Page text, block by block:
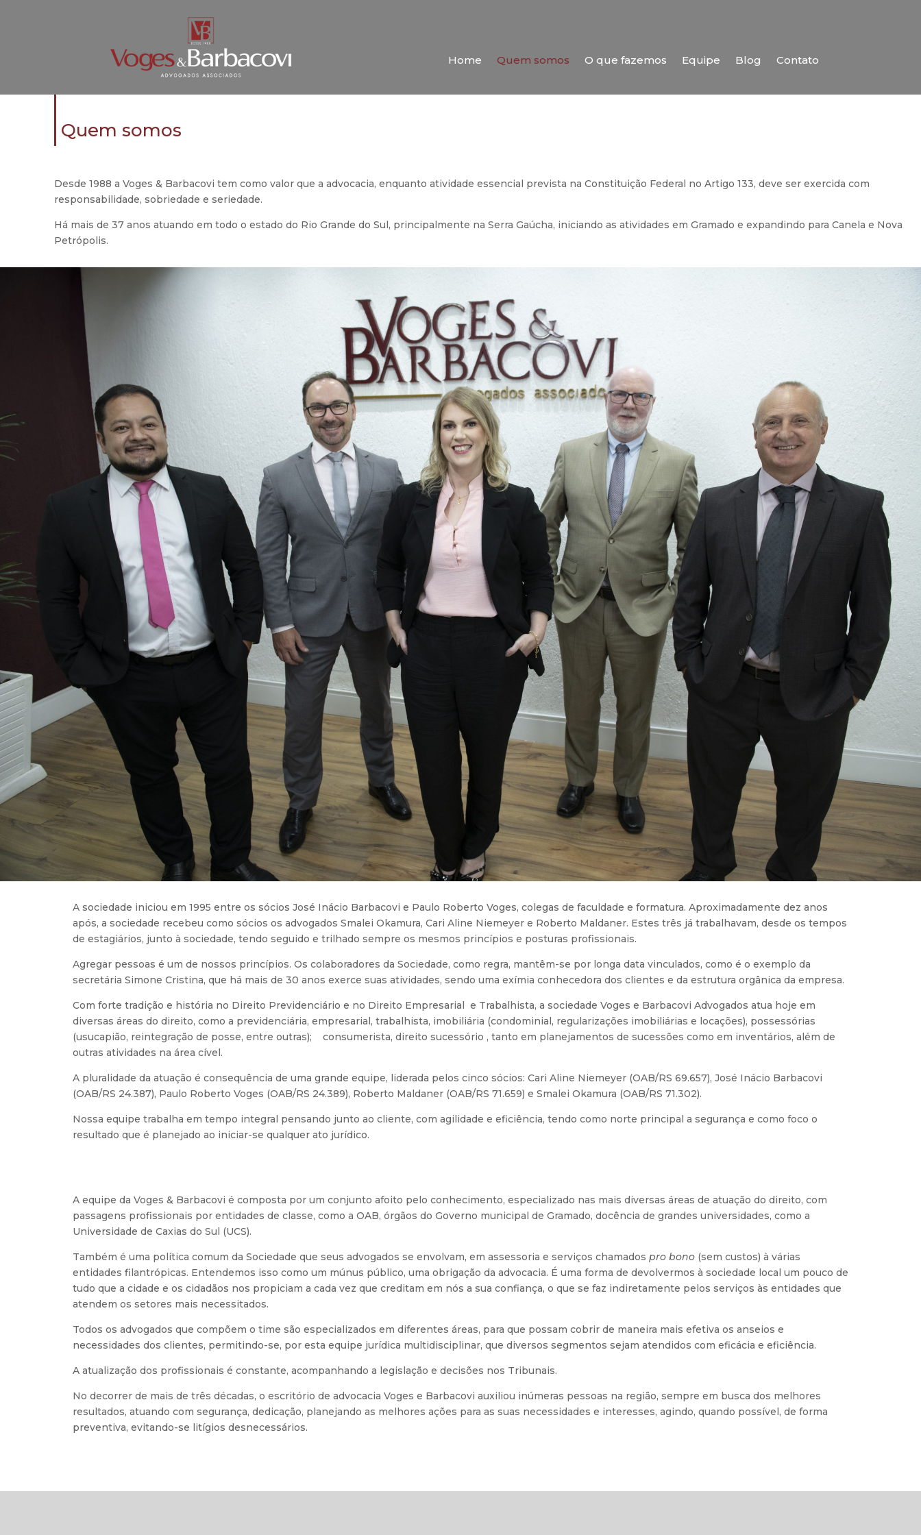
Home Quem somos O que fazemos Equipe Blog Contato
Quem somos
Desde 1988 a Voges & Barbacovi tem como valor que a advocacia, enquanto atividade essencial prevista na Constituição Federal no Artigo 133, deve ser exercida com
responsabilidade, sobriedade e seriedade.
Há mais de 37 anos atuando em todo o estado do Rio Grande do Sul, principalmente na Serra Gaúcha, iniciando as atividades em Gramado e expandindo para Canela e Nova
Petrópolis.
A sociedade iniciou em 1995 entre os sócios José Inácio Barbacovi e Paulo Roberto Voges, colegas de faculdade e formatura. Aproximadamente dez anos
após, a sociedade recebeu como sócios os advogados Smalei Okamura, Cari Aline Niemeyer e Roberto Maldaner. Estes três já trabalhavam, desde os tempos
de estagiários, junto à sociedade, tendo seguido e trilhado sempre os mesmos princípios e posturas profissionais.
Agregar pessoas é um de nossos princípios. Os colaboradores da Sociedade, como regra, mantêm-se por longa data vinculados, como é o exemplo da
secretária Simone Cristina, que há mais de 30 anos exerce suas atividades, sendo uma exímia conhecedora dos clientes e da estrutura orgânica da empresa.
Com forte tradição e história no Direito Previdenciário e no Direito Empresarial e Trabalhista, a sociedade Voges e Barbacovi Advogados atua hoje em
diversas áreas do direito, como a previdenciária, empresarial, trabalhista, imobiliária (condominial, regularizações imobiliárias e locações), possessórias
(usucapião, reintegração de posse, entre outras); consumerista, direito sucessório , tanto em planejamentos de sucessões como em inventários, além de
outras atividades na área cível.
A pluralidade da atuação é consequência de uma grande equipe, liderada pelos cinco sócios: Cari Aline Niemeyer (OAB/RS 69.657), José Inácio Barbacovi
(OAB/RS 24.387), Paulo Roberto Voges (OAB/RS 24.389), Roberto Maldaner (OAB/RS 71.659) e Smalei Okamura (OAB/RS 71.302).
Nossa equipe trabalha em tempo integral pensando junto ao cliente, com agilidade e eficiência, tendo como norte principal a segurança e como foco o
resultado que é planejado ao iniciar-se qualquer ato jurídico.
A equipe da Voges & Barbacovi é composta por um conjunto afoito pelo conhecimento, especializado nas mais diversas áreas de atuação do direito, com
passagens profissionais por entidades de classe, como a OAB, órgãos do Governo municipal de Gramado, docência de grandes universidades, como a
Universidade de Caxias do Sul (UCS).
Também é uma política comum da Sociedade que seus advogados se envolvam, em assessoria e serviços chamados pro bono (sem custos) à várias
entidades filantrópicas. Entendemos isso como um múnus público, uma obrigação da advocacia. É uma forma de devolvermos à sociedade local um pouco de
tudo que a cidade e os cidadãos nos propiciam a cada vez que creditam em nós a sua confiança, o que se faz indiretamente pelos serviços às entidades que
atendem os setores mais necessitados.
Todos os advogados que compõem o time são especializados em diferentes áreas, para que possam cobrir de maneira mais efetiva os anseios e
necessidades dos clientes, permitindo-se, por esta equipe jurídica multidisciplinar, que diversos segmentos sejam atendidos com eficácia e eficiência.
A atualização dos profissionais é constante, acompanhando a legislação e decisões nos Tribunais.
No decorrer de mais de três décadas, o escritório de advocacia Voges e Barbacovi auxiliou inúmeras pessoas na região, sempre em busca dos melhores
resultados, atuando com segurança, dedicação, planejando as melhores ações para as suas necessidades e interesses, agindo, quando possível, de forma
preventiva, evitando-se litígios desnecessários.